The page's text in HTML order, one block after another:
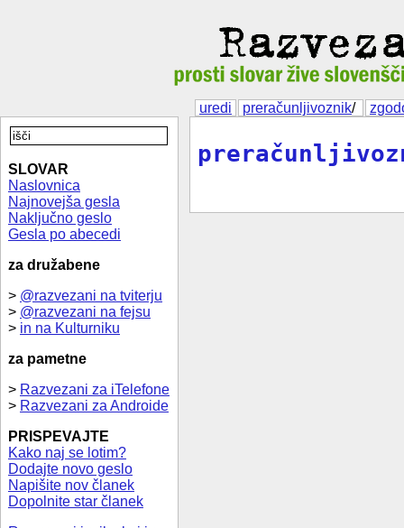
uredi preračunljivoznik/
SLOVAR
Naslovnica
Najnovejša gesla
Naključno geslo
Gesla po abecedi
za družabene
> @razvezani na tviterju
> @razvezani na fejsu
> in na Kulturniku
za pametne
> Razvezani za iTelefone
> Razvezani za Androide
PRISPEVAJTE
Kako naj se lotim?
Dodajte novo geslo
Napišite nov članek
Dopolnite star članek